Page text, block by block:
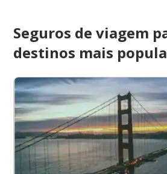
Seguros de viagem
destinos mais